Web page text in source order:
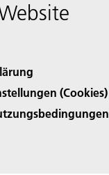
(Cookies)